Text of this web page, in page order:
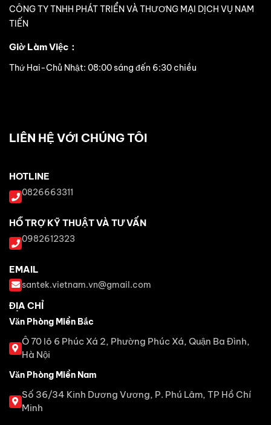
CÔNG TY TNHH PHÁT TRIỂN VÀ THƯƠNG MẠI DỊCH VỤ NAM
TIẾN
Giờ Làm Việc：
Thứ Hai-Chủ Nhật: 08:00 sáng đến 6:30 chiều
LIÊN HỆ VỚI CHÚNG TÔI
HOTLINE
0826663311
HỖ TRỢ KỸ THUẬT VÀ TƯ VẤN
0982612323
EMAIL
santek.vietnam.vn@gmail.com
ĐỊA CHỈ
Văn Phòng Miền Bắc
Ô 70 lô 6 Phúc Xá 2, Phường Phúc Xá, Quận Ba Đình,
Hà Nội
Văn Phòng Miền Nam
Số 36/34 Kinh Dương Vương, P. Phú Lâm, TP Hồ Chí
Minh